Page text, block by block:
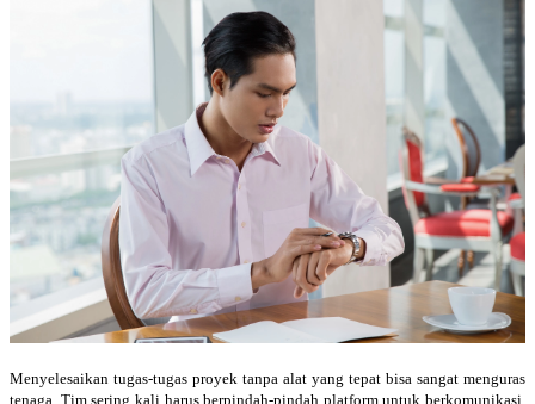
Menyelesaikan tugas-tugas proyek tanpa alat yang tepat bisa sangat menguras
tenaga. Tim sering kali harus berpindah-pindah platform untuk berkomunikasi,